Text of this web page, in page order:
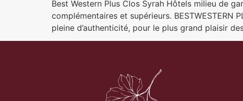
Best Western Plus Clos Syrah Hôtels milieu de
complémentaires et supérieurs.
pleine d’authenticité, pour le plus grand plaisir